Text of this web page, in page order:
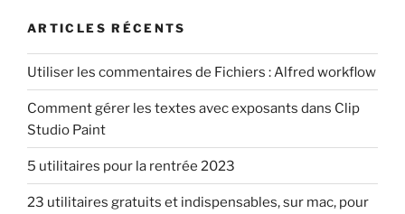
ARTICLES RÉCENTS
Utiliser les commentaires de Fichiers : Alfred workflow
Comment gérer les textes avec exposants dans Clip
Studio Paint
5 utilitaires pour la rentrée 2023
23 utilitaires gratuits et indispensables, sur mac, pour